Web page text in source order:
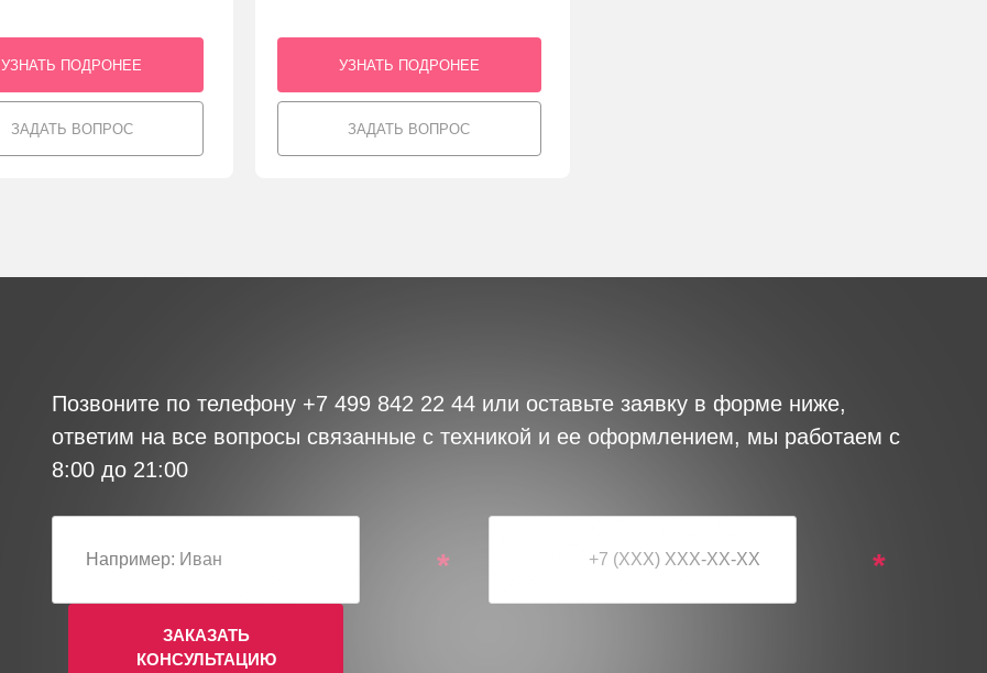
УЗНАТЬ ПОДРОНЕЕ
ЗАДАТЬ ВОПРОС
УЗНАТЬ ПОДРОНЕЕ
ЗАДАТЬ ВОПРОС
Позвоните по телефону +7 499 842 22 44 или оставьте заявку в форме ниже,
ответим на все вопросы связанные с техникой и ее оформлением, мы работаем с
8:00 до 21:00
* *
ЗАКАЗАТЬ
КОНСУЛЬТАЦИЮ